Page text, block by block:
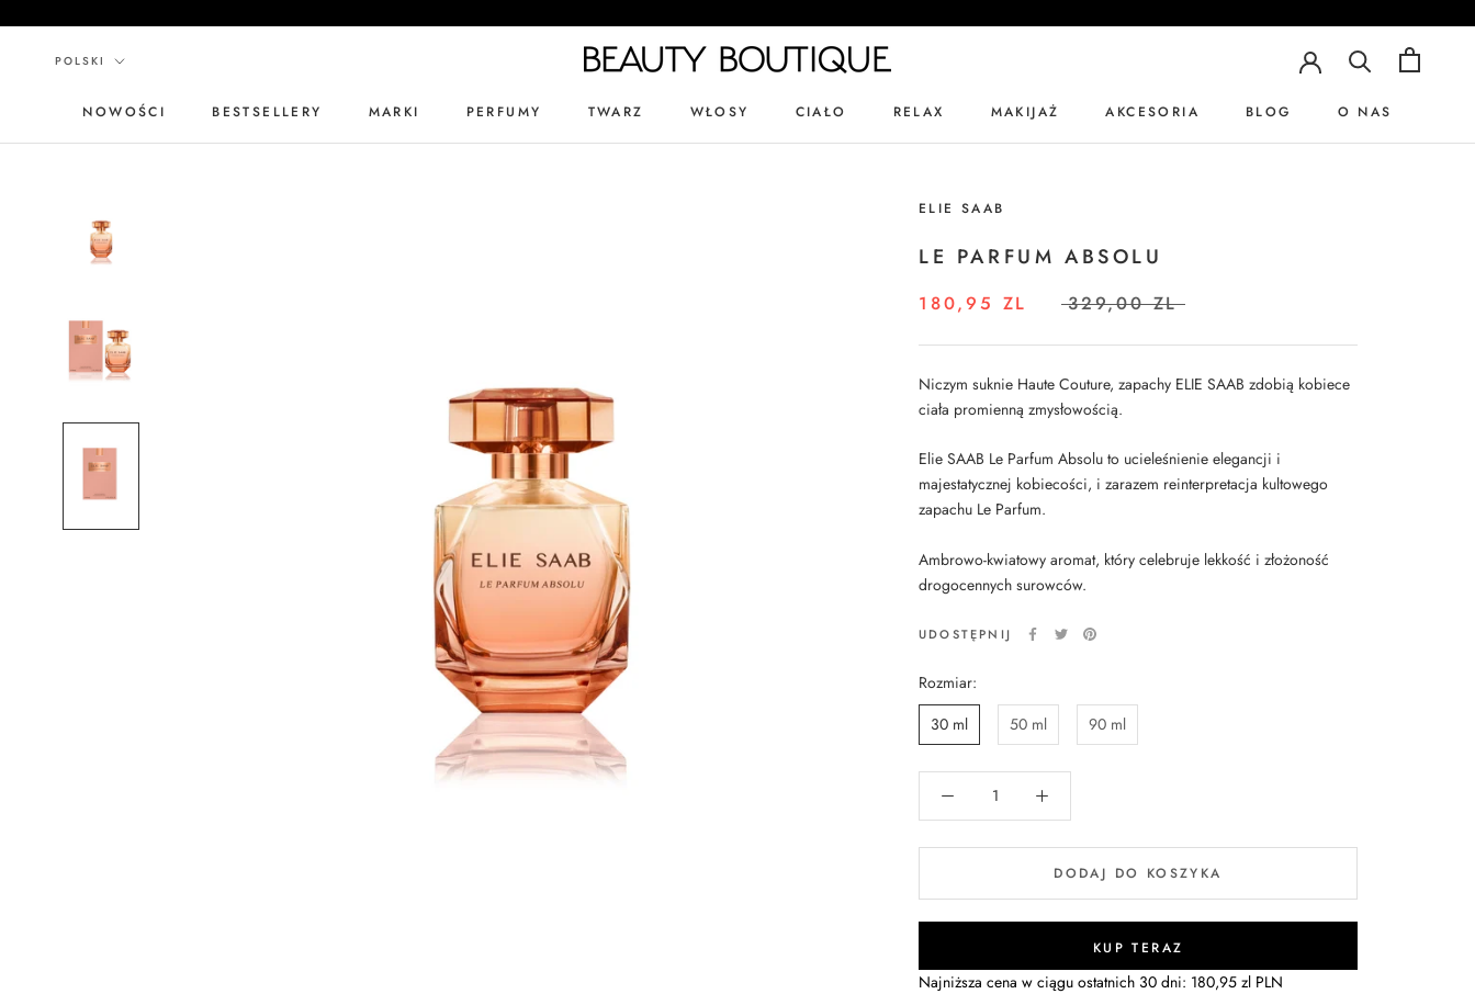
NOWOŚCI
BESTSELLERY
MARKI
PERFUMY
TWARZ
WŁOSY
CIAŁO RELAX MAKIJAŻ AKCESORIA
BLOG
O NAS
Język
POLSKI
ELIE SAAB
LE PARFUM ABSOLU
180,95 ZL 329,00 ZL
Niczym suknie Haute Couture, zapachy ELIE SAAB zdobią kobiece
ciała promienną zmysłowością.
Elie SAAB Le Parfum Absolu to ucieleśnienie elegancji i
majestatycznej kobiecości, i zarazem reinterpretacja kultowego
zapachu Le Parfum.
Ambrowo-kwiatowy aromat, który celebruje lekkość i złożoność
drogocennych surowców.
UDOSTĘPNIJ
Rozmiar:
30 ml
50 ml 90 ml
DODAJ DO KOSZYKA
KUP TERAZ
Najniższa cena w ciągu ostatnich 30 dni: 180,95 zl PLN